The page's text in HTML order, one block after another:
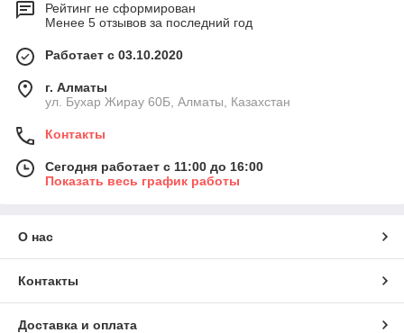
Рейтинг не сформирован
Менее 5 отзывов за последний год
Работает с 03.10.2020
г. Алматы
ул. Бухар Жирау 60Б, Алматы, Казахстан
Контакты
Сегодня работает с 11:00 до 16:00
Показать весь график работы
О нас
Контакты
Доставка и оплата